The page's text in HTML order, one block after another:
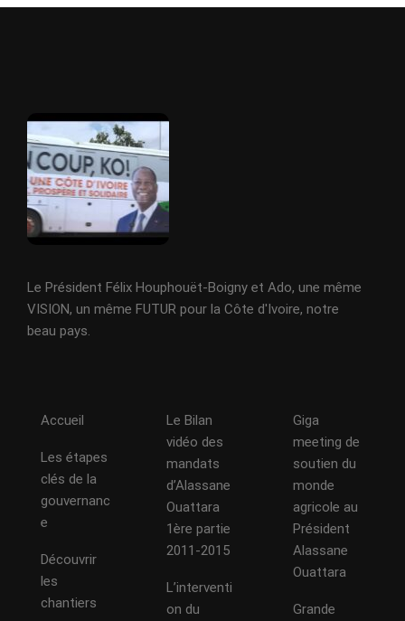
Le Président Félix Houphouët-Boigny et Ado, une même
VISION, un même FUTUR pour la Côte d'Ivoire, notre
beau pays.
Accueil
Les étapes
clés de la
gouvernanc
e
Découvrir
les
chantiers
Le Bilan
vidéo des
mandats
d’Alassane
Ouattara
1ère partie
2011-2015
L’interventi
on du
Giga
meeting de
soutien du
monde
agricole au
Président
Alassane
Ouattara
Grande